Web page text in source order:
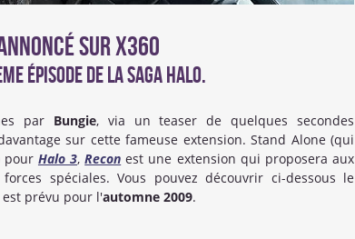
sur X360
épisode de la saga Halo.
par Bungie, via un teaser de quelques secondes
sur cette fameuse extension. Stand Alone (qui
pour Halo 3,Recon est une extension qui proposera aux
spéciales. Vous pouvez découvrir ci-dessous le
prévu pour l'automne 2009.